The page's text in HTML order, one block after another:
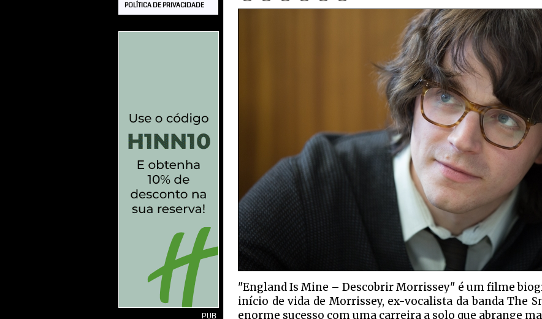
POLÍTICA DE PRIVACIDADE
PUB
"England Is Mine – Descobrir Morrissey" é um filme
início de vida de Morrissey, ex-vocalista da banda The
enorme sucesso com uma carreira a solo que abrange